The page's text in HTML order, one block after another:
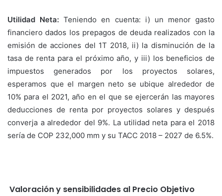
Utilidad Neta: Teniendo en cuenta: i) un menor gasto
financiero dados los prepagos de deuda realizados con la
emisión de acciones del 1T 2018, ii) la disminución de la
tasa de renta para el próximo año, y iii) los beneficios de
impuestos generados por los proyectos solares,
esperamos que el margen neto se ubique alrededor de
10% para el 2021, año en el que se ejercerán las mayores
deducciones de renta por proyectos solares y después
converja a alrededor del 9%. La utilidad neta para el 2018
sería de COP 232,000 mm y su TACC 2018 – 2027 de 6.5%.
Valoración y sensibilidades al Precio Objetivo